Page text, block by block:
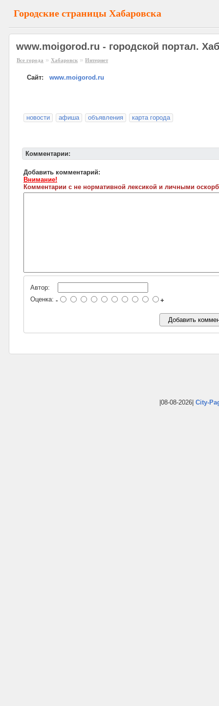
Городские страницы Хабаровска
www.moigorod.ru - городской портал.
Все города » Хабаровск » Интернет
Сайт: www.moigorod.ru
новости афиша объявления карта города
Комментарии:
Добавить комментарий:
Внимание!
Комментарии с не нормативной лексикой и личными
Автор:
Оценка: - +
|08-08-2026| City-